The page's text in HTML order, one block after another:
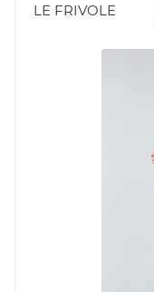
LE FRIVOLE